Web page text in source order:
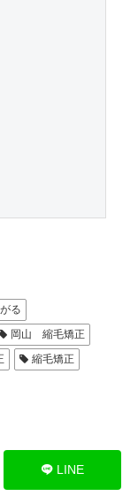
る
岡山 縮毛矯正
縮毛矯正
LINE